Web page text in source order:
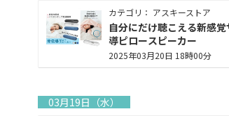
カテゴリ： アスキーストア
自分にだけ聴こえる新感
導ピロースピーカー
2025年03月20日 18時00分
03月19日（水）